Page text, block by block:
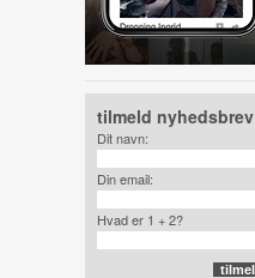
tilmeld nyhedsbrev
Dit navn:
Din email:
Hvad er 1 + 2?